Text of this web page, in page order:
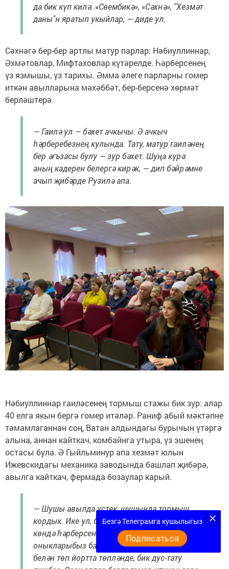
да бик күп килә. «Сөембикә», «Сәхнә», "Хезмәт
даны"н яратып укыйлар, — диде ул.
Сәхнәгә бер-бер артлы матур парлар: Нәбиуллиннар,
Әхмәтовлар, Мифтаховлар күтәрелде. Һәрберсенең
үз язмышы, үз тарихы. Әмма әлеге парларны гомер
иткән авылларына мәхәббәт, бер-берсенә хөрмәт
берләштерә.
— Гаилә ул — бәхет ачкычы. Ә ачкыч
һәрберебезнең кулында. Тату, матур гаиләнең
бер әгъзасы булу — зур бәхет. Шуңа күрә
аның кадерен белергә кирәк, — дип бәйрәмне
ачып җибәрде Рузилә апа.
Нәбиуллиннар гаиләсенең тормыш стажы бик зур: алар
40 елга якын бергә гомер итәләр. Раниф абый мәктәпне
тәмамлаганнан соң, Ватан алдындагы бурычын үтәргә
алына, аннан кайткач, комбайнга утыра, үз эшенең
остасы була. Ә Гыйльминур апа хезмәт юлын
Ижевскидагы механика заводында башлап җибәрә,
авылга кайткач, фермада бозаулар карый.
— Шушы авылда үстек, шушында тормыш
кордык. Ике ул, бер кыз тәрбияләдек, бүгенге
көндә һәрберсенең үз тормышы,
оныкларыбыз бар. Кече улыбыз гаиләсе
белән төп йортта төпләнде, бик дус-тату
Безгә Телеграмга кушылыгыз
Подписаться